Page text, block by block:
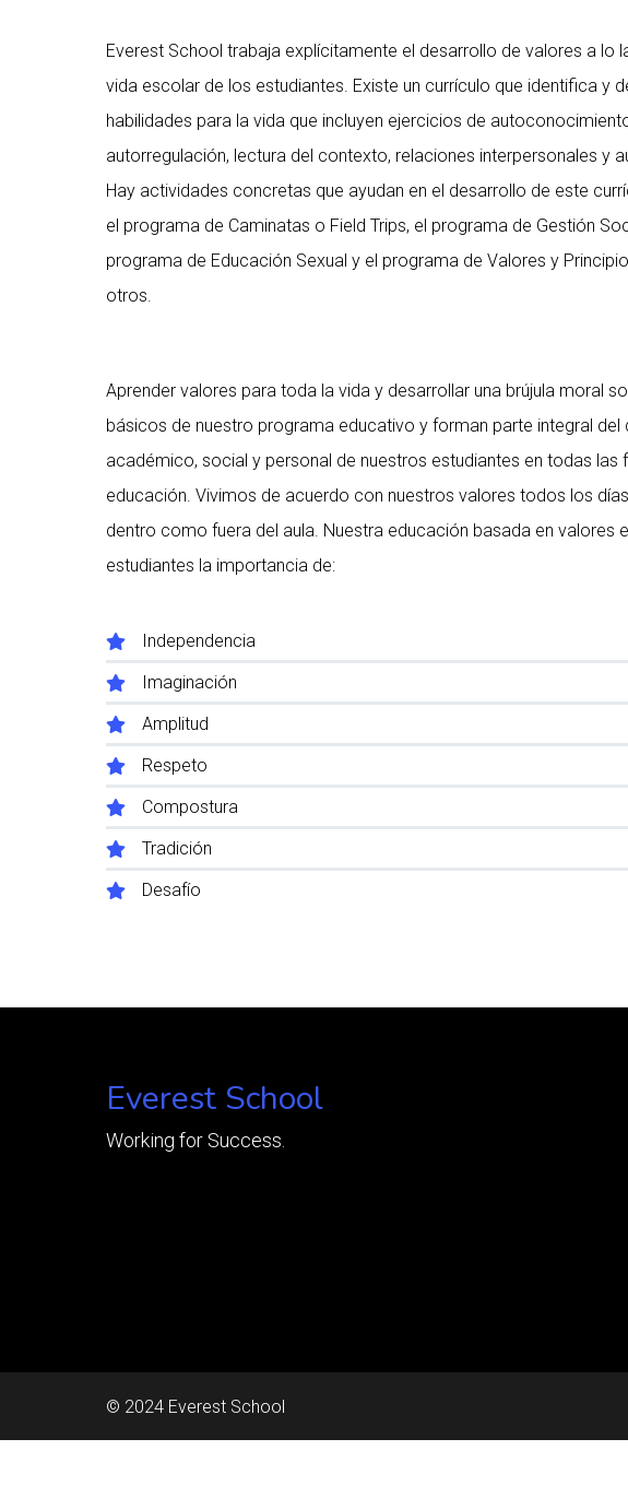
Everest School trabaja explícitamente el desarrollo de valores a lo
vida escolar de los estudiantes. Existe un currículo que identifica y
habilidades para la vida que incluyen ejercicios de
autorregulación, lectura del contexto, relaciones interpersonales y
Hay actividades concretas que ayudan en el desarrollo de este
el programa de Caminatas o Field Trips, el programa de Gestión
programa de Educación Sexual y el programa de Valores y
otros.
Aprender valores para toda la vida y desarrollar una brújula moral
básicos de nuestro programa educativo y forman parte integral del
académico, social y personal de nuestros estudiantes en todas las
educación. Vivimos de acuerdo con nuestros valores todos los
dentro como fuera del aula. Nuestra educación basada en valores
estudiantes la importancia de:
Independencia
Imaginación
Amplitud
Respeto
Compostura
Tradición
Desafío
Everest School
Working for Success.
© 2024 Everest School